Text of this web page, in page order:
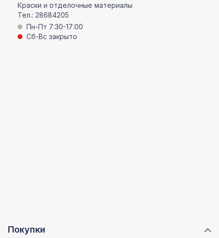
Покупки
Краски и отделочные материалы
Тел.: 28684205
Пн-Пт 7:30-17:00
Сб-Вс закрыто